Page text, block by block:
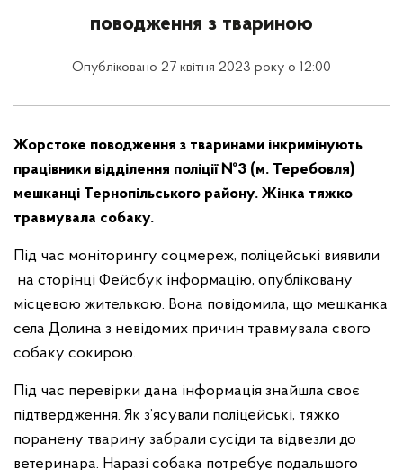
поводження з твариною
Опубліковано 27 квітня 2023 року о 12:00
Жорстоке поводження з тваринами інкримінують
працівники відділення поліції №3 (м. Теребовля)
мешканці Тернопільського району. Жінка тяжко
травмувала собаку.
Під час моніторингу соцмереж, поліцейські виявили
на сторінці Фейсбук інформацію, опубліковану
місцевою жителькою. Вона повідомила, що мешканка
села Долина з невідомих причин травмувала свого
собаку сокирою.
Під час перевірки дана інформація знайшла своє
підтвердження. Як з’ясували поліцейські, тяжко
поранену тварину забрали сусіди та відвезли до
ветеринара. Наразі собака потребує подальшого